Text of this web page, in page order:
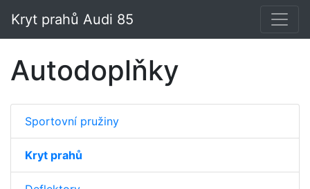
Kryt prahů Audi 85
Autodoplňky
Sportovní pružiny
Kryt prahů